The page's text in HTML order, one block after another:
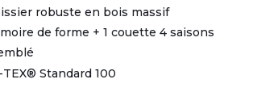
robuste en bois massif
de forme + 1 couette 4 saisons
Standard 100